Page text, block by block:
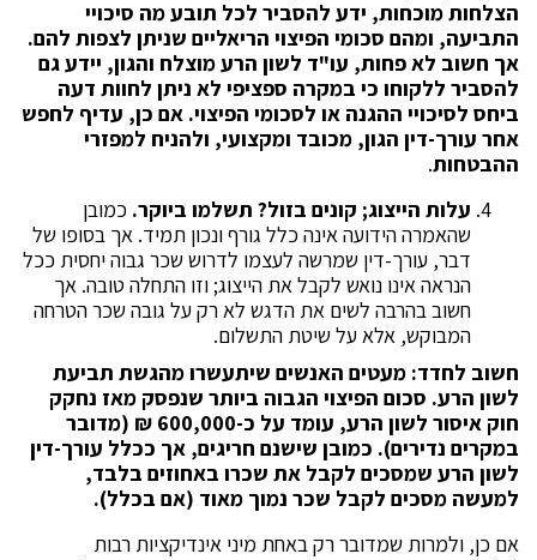
הצלחות מוכחות, ידע להסביר לכל תובע מה סיכויי
התביעה, ומהם סכומי הפיצוי הריאליים שניתן לצפות להם.
אך חשוב לא פחות, עו"ד לשון הרע מוצלח והגון, יידע גם
להסביר ללקוחו כי במקרה ספציפי לא ניתן לחוות דעה
ביחס לסיכויי ההגנה או לסכומי הפיצוי. אם כן, עדיף לחפש
אחר עורך-דין הגון, מכובד ומקצועי, ולהניח למפזרי
ההבטחות.
עלות הייצוג; קונים בזול? תשלמו ביוקר. כמובן
שהאמרה הידועה אינה כלל גורף ונכון תמיד. אך בסופו של
דבר, עורך-דין שמרשה לעצמו לדרוש שכר גבוה יחסית ככל
הנראה אינו נואש לקבל את הייצוג; וזו התחלה טובה. אך
חשוב בהרבה לשים את הדגש לא רק על גובה שכר הטרחה
המבוקש, אלא על שיטת התשלום.
חשוב לחדד: מעטים האנשים שיתעשרו מהגשת תביעת
לשון הרע. סכום הפיצוי הגבוה ביותר שנפסק מאז נחקק
חוק איסור לשון הרע, עומד על כ-600,000 ₪ (מדובר
במקרים נדירים). כמובן שישנם חריגים, אך ככלל עורך-דין
לשון הרע שמסכים לקבל את שכרו באחוזים בלבד,
למעשה מסכים לקבל שכר נמוך מאוד (אם בכלל).
אם כן, ולמרות שמדובר רק באחת מיני אינדיקציות רבות